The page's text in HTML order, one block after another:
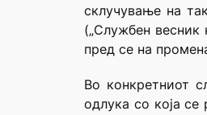
склучување на
(„Службен весник
пред се на
Во конкретниот
одлука со која